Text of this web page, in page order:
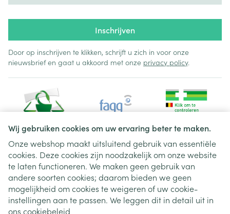
Wij gebruiken cookies om uw ervaring beter te maken.
Onze webshop maakt uitsluitend gebruik van essentiële
cookies. Deze cookies zijn noodzakelijk om onze website
te laten functioneren. We maken geen gebruik van
andere soorten cookies; daarom bieden we geen
mogelijkheid om cookies te weigeren of uw cookie-
instellingen aan te passen. We leggen dit in detail uit in
ons cookiebeleid
Inschrijven
Door op inschrijven te klikken, schrijft u zich in voor onze
nieuwsbrief en gaat u akkoord met onze privacy policy.
Juridische links